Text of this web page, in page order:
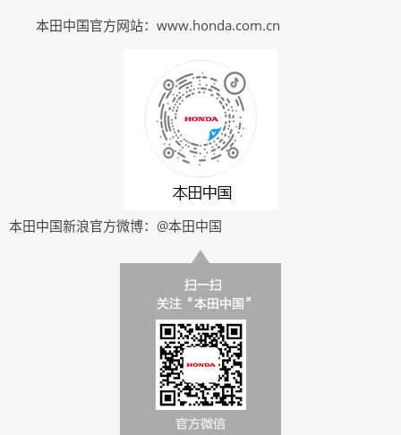
本田中国官方网站：www.honda.com.cn
本田中国新浪官方微博：@本田中国